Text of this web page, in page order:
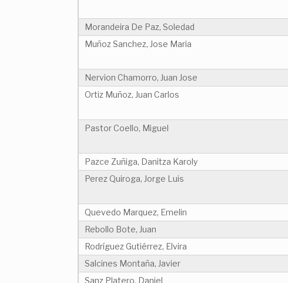
Morandeira De Paz, Soledad
Muñoz Sanchez, Jose Maria
Nervion Chamorro, Juan Jose
Ortiz Muñoz, Juan Carlos
Pastor Coello, Miguel
Pazce Zuñiga, Danitza Karoly
Perez Quiroga, Jorge Luis
Quevedo Marquez, Emelin
Rebollo Bote, Juan
Rodríguez Gutiérrez, Elvira
Salcines Montaña, Javier
Sanz Platero, Daniel